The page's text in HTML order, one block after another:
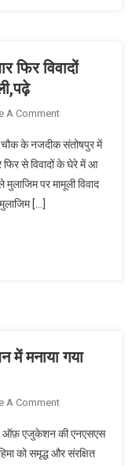
फिर विवादों
A CommentOn जालंधर का
एक बार फिर
विवादों में,अपने ही
मुलाजिम पर चला
चौक के नजदीक संतोषपुर में
फिर से विवादों के घेरे में आ
पर मामूली विवाद
[…]
मनाया गया
A CommentOn इनोसेंट हार्ट्स
एजुकेशन में
मनाया गया
ऑफ़ एजुकेशन की एनएसएस
को समृद्ध और संरक्षित